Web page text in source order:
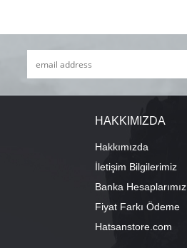
HAKKIMIZDA
Hakkımızda
İletişim Bilgilerimiz
Banka Hesaplarımız
Fiyat Farkı Ödeme
Hatsanstore.com